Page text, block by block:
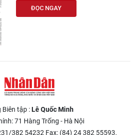
ĐỌC NGAY
Biên tập :Lê Quốc Minh
71 Hàng Trống - Hà Nội
382 54232 Fax: (84) 24 382 55593.